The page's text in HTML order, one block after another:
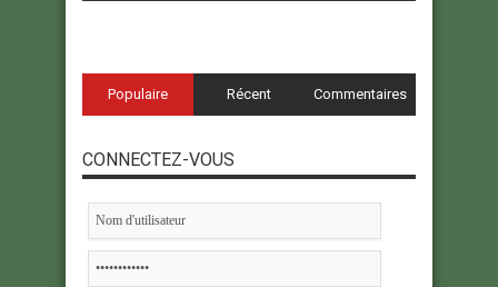
Populaire Récent Commentaires
CONNECTEZ-VOUS